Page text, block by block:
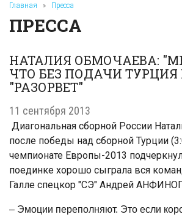
Главная » Пресса
ПРЕССА
НАТАЛИЯ ОБМОЧАЕВА:
ЧТО БЕЗ ПОДАЧИ ТУРЦИЯ
"РАЗОРВЕТ"
11 сентября 2013
Диагональная сборной России
после победы над сборной Турции
чемпионате Европы-2013
поединке хорошо сыграла вся
Галле спецкор "СЭ" Андрей
– Эмоции переполняют. Это если